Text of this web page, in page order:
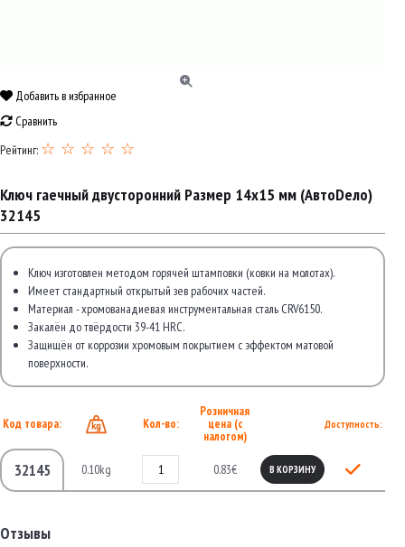
Добавить в избранное
Сравнить
Рейтинг: ☆ ☆ ☆ ☆ ☆
Ключ гаечный двусторонний Размер 14x15 мм (АвтоDело)
32145
Ключ изготовлен методом горячей штамповки (ковки на молотах).
Имеет стандартный открытый зев рабочих частей.
Материал - хромованадиевая инструментальная сталь CRV6150.
Закалён до твёрдости 39-41 HRC.
Защищён от коррозии хромовым покрытием с эффектом матовой
поверхности.
Код товара: Кол-во:
Розничная
цена (с
налогом)
Доступность:
32145 0.10kg 0.83€ В КОРЗИНУ
Отзывы